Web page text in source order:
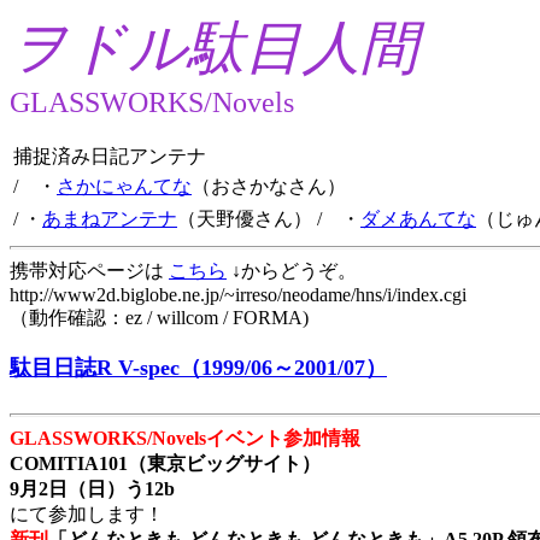
ヲドル駄目人間
GLASSWORKS/Novels
捕捉済み日記アンテナ
/ ・ さかにゃんてな （おさかなさん）
/ ・ あまねアンテナ （天野優さん） / ・ ダメあんてな （じ
携帯対応ページは こちら ↓からどうぞ。
http://www2d.biglobe.ne.jp/~irreso/neodame/hns/i/index.cgi
（動作確認：ez / willcom / FORMA)
駄目日誌R V-spec（1999/06～2001/07）
GLASSWORKS/Novelsイベント参加情報
COMITIA101（東京ビッグサイト）
9月2日（日）う12b
にて参加します！